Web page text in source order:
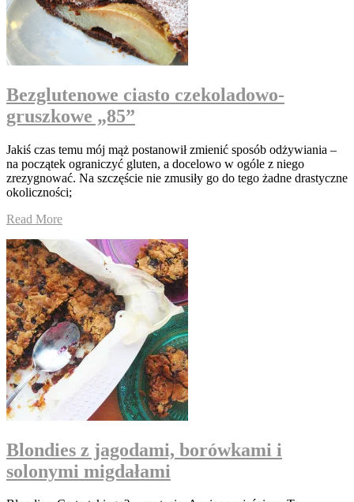
Bezglutenowe ciasto czekoladowo-
gruszkowe „85”
Jakiś czas temu mój mąż postanowił zmienić sposób odżywiania –
na początek ograniczyć gluten, a docelowo w ogóle z niego
zrezygnować. Na szczęście nie zmusiły go do tego żadne drastyczne
okoliczności;
Read More
Blondies z jagodami, borówkami i
solonymi migdałami